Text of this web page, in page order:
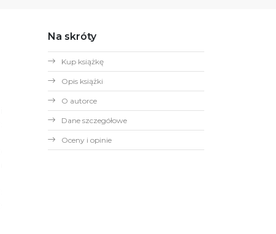
Na skróty
Kup książkę
Opis książki
O autorce
Dane szczegółowe
Oceny i opinie